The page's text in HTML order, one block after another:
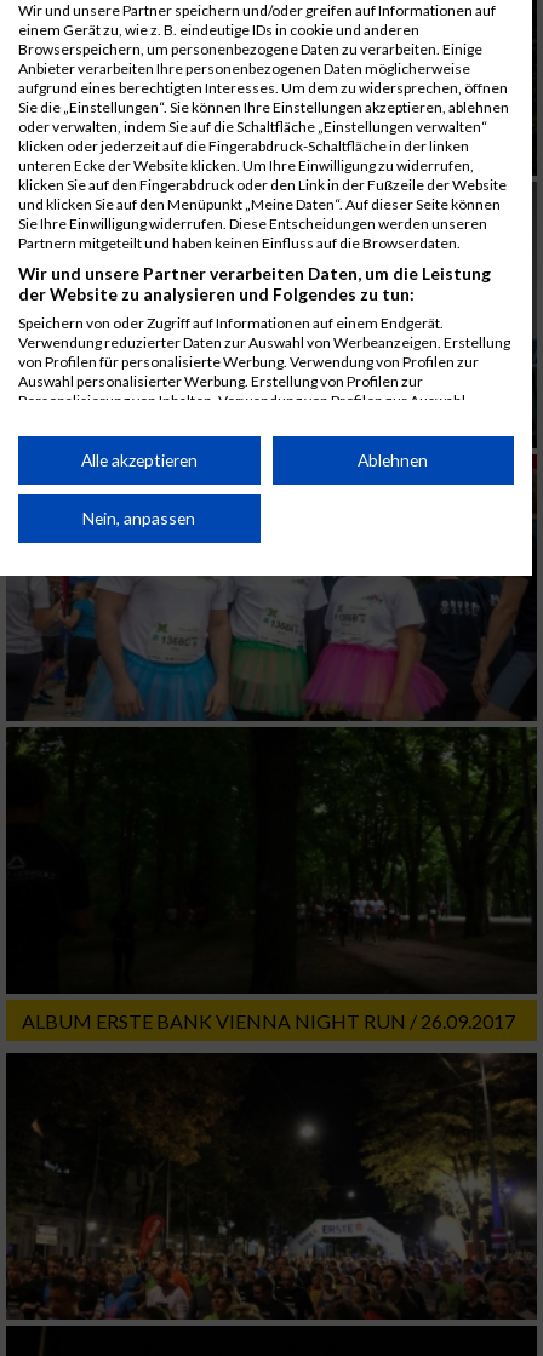
ALBUM ERSTE BANK VIENNA NIGHT RUN / 26.09.2017
Wir und unsere Partner speichern und/oder greifen auf Informationen auf
einem Gerät zu, wie z. B. eindeutige IDs in cookie und anderen
Browserspeichern, um personenbezogene Daten zu verarbeiten. Einige
Anbieter verarbeiten Ihre personenbezogenen Daten möglicherweise
aufgrund eines berechtigten Interesses. Um dem zu widersprechen, öffnen
Sie die „Einstellungen“. Sie können Ihre Einstellungen akzeptieren, ablehnen
oder verwalten, indem Sie auf die Schaltfläche „Einstellungen verwalten“
klicken oder jederzeit auf die Fingerabdruck-Schaltfläche in der linken
unteren Ecke der Website klicken. Um Ihre Einwilligung zu widerrufen,
klicken Sie auf den Fingerabdruck oder den Link in der Fußzeile der Website
und klicken Sie auf den Menüpunkt „Meine Daten“. Auf dieser Seite können
Sie Ihre Einwilligung widerrufen. Diese Entscheidungen werden unseren
Partnern mitgeteilt und haben keinen Einfluss auf die Browserdaten.
Wir und unsere Partner verarbeiten Daten, um die Leistung
der Website zu analysieren und Folgendes zu tun:
Speichern von oder Zugriff auf Informationen auf einem Endgerät.
Verwendung reduzierter Daten zur Auswahl von Werbeanzeigen. Erstellung
von Profilen für personalisierte Werbung. Verwendung von Profilen zur
Auswahl personalisierter Werbung. Erstellung von Profilen zur
Personalisierung von Inhalten. Verwendung von Profilen zur Auswahl
Performance von Inhalten. Analyse von Zielgruppen durch Statistiken oder
Kombinationen von Daten aus verschiedenen Quellen. Entwicklung und
von Inhalten.
Daten können außerhalb der Europäischen Union weitergegeben und in die
Website/App.
Partnerliste anzeigen (1 IAB-Anbieter)
Wir nutzen Ihre Daten für folgende Zwecke:
IAB-Verarbeitungszwecke:
Speichern von oder Zugriff auf Informationen
auf einem Endgerät
Verwendung reduzierter Daten zur Auswahl
Erstellung von Profilen für personalisierte
Erstellung von Profilen zur Personalisierung
von Inhalten
Verwendung von Profilen zur Auswahl
personalisierter Inhalte
Messung der Performance von Inhalten
Alle akzeptieren Ablehnen
Nein, anpassen